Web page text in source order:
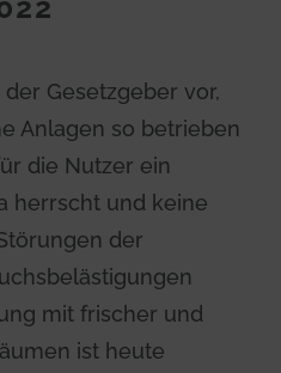
Gesetzgeber vor,
Anlagen so betrieben
die Nutzer ein
herrscht und keine
der
mit frischer und
ist heute